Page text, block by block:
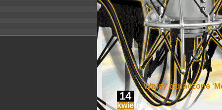
Wpisy oznaczone
14
kwietnia